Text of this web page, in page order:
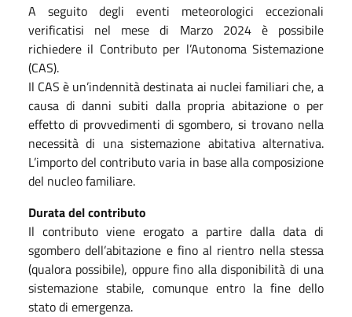
A seguito degli eventi meteorologici eccezionali
verificatisi nel mese di Marzo 2024 è possibile
richiedere il Contributo per l’Autonoma Sistemazione
(CAS).
Il CAS è un’indennità destinata ai nuclei familiari che, a
causa di danni subiti dalla propria abitazione o per
effetto di provvedimenti di sgombero, si trovano nella
necessità di una sistemazione abitativa alternativa.
L’importo del contributo varia in base alla composizione
del nucleo familiare.
Durata del contributo
Il contributo viene erogato a partire dalla data di
sgombero dell’abitazione e fino al rientro nella stessa
(qualora possibile), oppure fino alla disponibilità di una
sistemazione stabile, comunque entro la fine dello
stato di emergenza.